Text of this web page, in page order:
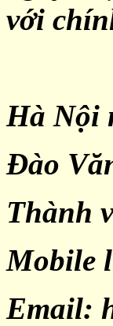
với
Hà Nội
Đào
Thành
Mobile
Email: